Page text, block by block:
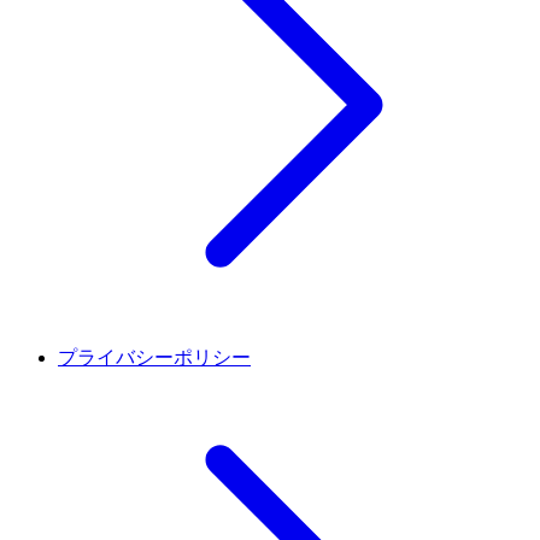
プライバシーポリシー